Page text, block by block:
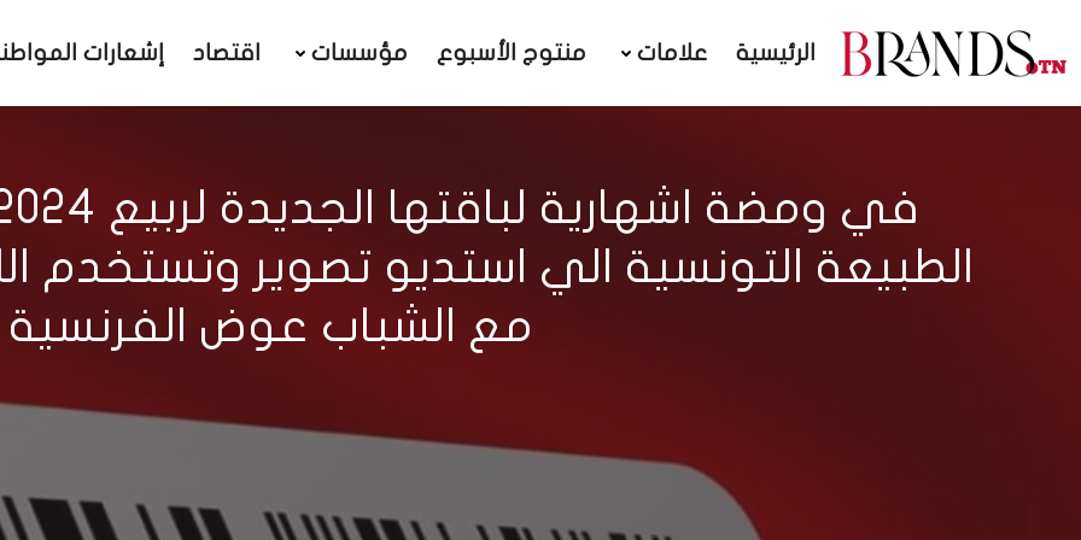
الرئيسية علامات منتوج الأسبوع مؤسسات اقتصاد إشعارات
الطبيعة التونسية الي استديو تصوير وتستخدم
مع الشباب عوض الفرنسية